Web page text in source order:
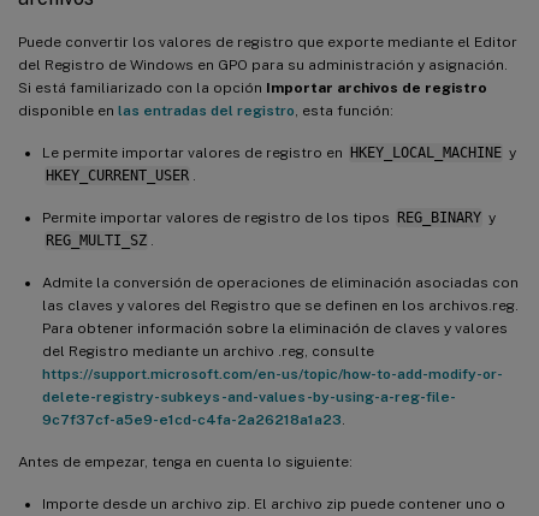
Puede convertir los valores de registro que exporte mediante el Editor
del Registro de Windows en GPO para su administración y asignación.
Si está familiarizado con la opción Importar archivos de registro
disponible en las entradas del registro , esta función:
Le permite importar valores de registro en HKEY_LOCAL_MACHINE y
HKEY_CURRENT_USER
Permite importar valores de registro de los tipos REG_BINARY y
REG_MULTI_SZ
Admite la conversión de operaciones de eliminación asociadas con
las claves y valores del Registro que se definen en los archivos.reg.
Para obtener información sobre la eliminación de claves y valores
del Registro mediante un archivo .reg, consulte
https://support.microsoft.com/en-us/topic/how-to-add-modify-or-
delete-registry-subkeys-and-values-by-using-a-reg-file-
9c7f37cf-a5e9-e1cd-c4fa-2a26218a1a23
Antes de empezar, tenga en cuenta lo siguiente:
Importe desde un archivo zip. El archivo zip puede contener uno o